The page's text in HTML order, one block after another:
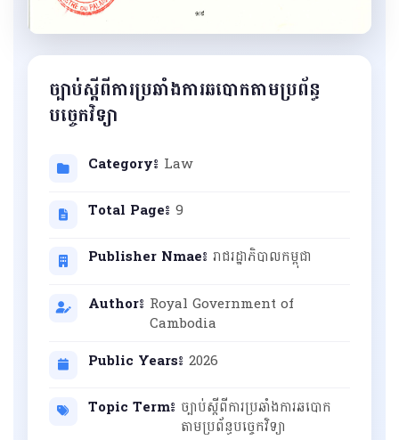
ច្បាប់ស្តីពីការប្រឆាំងការឆបោកតាមប្រព័ន្ធ
បច្ចេកវិទ្យា
Category៖ Law
Total Page៖ 9
Publisher Nmae៖ រាជរដ្ឋាភិបាលកម្ពុជា
Author៖ Royal Government of
Cambodia
Public Years៖ 2026
Topic Term៖ ច្បាប់ស្តីពីការប្រឆាំងការឆបោក
តាមប្រព័ន្ធបច្ចេកវិទ្យា